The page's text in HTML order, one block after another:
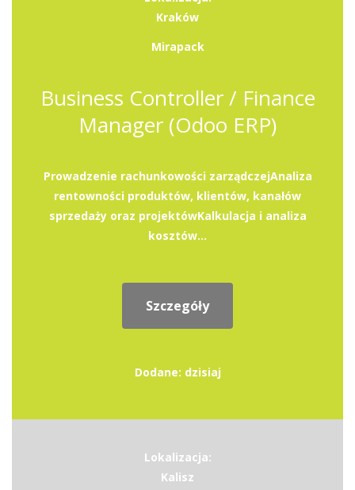
Kraków
Mirapack
Business Controller / Finance
Manager (Odoo ERP)
Prowadzenie rachunkowości zarządczejAnaliza
rentowności produktów, klientów, kanałów
sprzedaży oraz projektówKalkulacja i analiza
kosztów...
Szczegóły
Dodane: dzisiaj
Lokalizacja:
Kalisz